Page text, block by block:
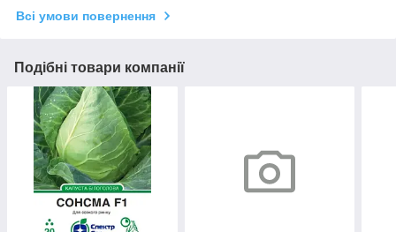
Всі умови повернення
Подібні товари компанії